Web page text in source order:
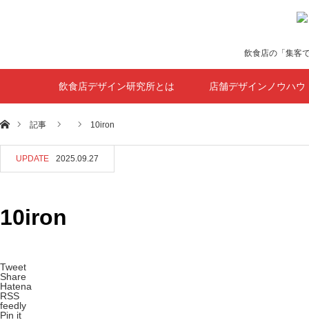
飲食店の「集客
飲食店デザイン研究所とは 店舗デザインノウハウ
ホーム記事 10iron
UPDATE 2025.09.27
10iron
Tweet
Share
Hatena
RSS
feedly
Pin it